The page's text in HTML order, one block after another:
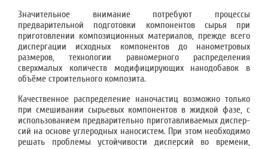
Значительное внимание потребуют процессы
предварительной подготовки компонентов сырья при
приготовлении композиционных материалов, прежде всего
диспергации исход­ных компонентов до нанометровых
размеров, технологии равномерного распределения
сверхмалых количеств модифицирующих нанодобавок в
объёме строительного композита.
Качественное распределение наночастиц возможно только
при смешивании сырьевых компонентов в жидкой фазе, с
использованием предварительно приготавливаемых диспер­
сий на основе углеродных наносистем. При этом необходимо
решать проблемы устойчиво­сти дисперсий во времени,